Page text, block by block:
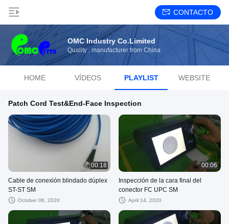
CONTACTO
OMC Industry Co.Limited
Quality , manufacturer from China
HOME VÍDEOS PLAYLIST WEBSITE
Patch Cord Test&End-Face Inspection
00:18
Cable de conexión blindado dúplex
ST-ST SM
October 06, 2020
00:06
Inspección de la cara final del
conector FC UPC SM
April 14, 2020